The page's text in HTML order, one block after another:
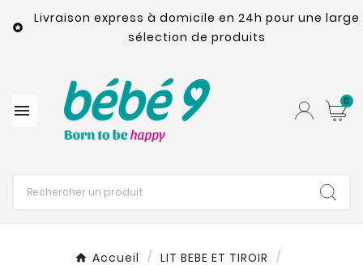

Livraison express à domicile en 24h pour une large
sélection de produits
 0
Accueil
LIT BEBE ET TIROIR